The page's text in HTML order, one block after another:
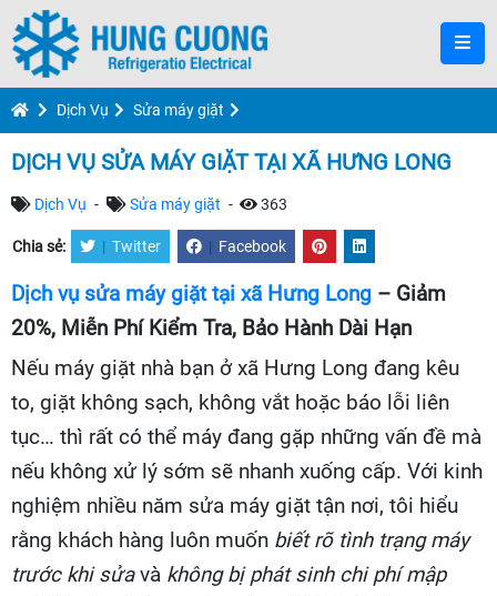
Dịch Vụ Sửa máy giặt
DỊCH VỤ SỬA MÁY GIẶT TẠI XÃ HƯNG LONG
Dịch Vụ - Sửa máy giặt - 363
Chia sẻ: | Twitter | Facebook
Dịch vụ sửa máy giặt tại xã Hưng Long – Giảm
20%, Miễn Phí Kiểm Tra, Bảo Hành Dài Hạn
Nếu máy giặt nhà bạn ở xã Hưng Long đang kêu
to, giặt không sạch, không vắt hoặc báo lỗi liên
tục… thì rất có thể máy đang gặp những vấn đề mà
nếu không xử lý sớm sẽ nhanh xuống cấp. Với kinh
nghiệm nhiều năm sửa máy giặt tận nơi, tôi hiểu
rằng khách hàng luôn muốn biết rõ tình trạng máy
trước khi sửavà không bị phát sinh chi phí mập